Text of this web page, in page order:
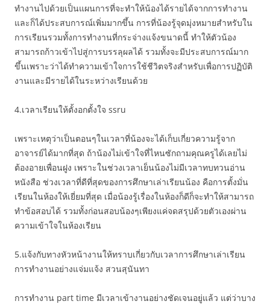
ทำงานไปด้วยเป็นแผนการที่จะทำให้น้องได้รายได้จากการทำงาน
และก็ได้ประสบการณ์เพิ่มมากขึ้น การที่น้องรู้จุดมุ่งหมายสำหรับใน
การเรียนรวมทั้งการทำงานที่กระจ่างแจ้งขนาดนี้ ทำให้ตัวน้อง
สามารถก้าวเข้าไปสู่การบรรลุผลได้ รวมทั้งจะมีประสบการณ์มาก
ขึ้นเพราะว่าได้ทำความเข้าใจการใช้ชีวิตจริงสำหรับเพื่อการปฏิบัติ
งานและมีรายได้ในระหว่างเรียนด้วย
4.เวลาเรียนให้ตั้งอกตั้งใจ ssru
เพราะเหตุว่าเป็นตอนๆในเวลาที่น้องจะได้เก็บเกี่ยวความรู้จาก
อาจารย์ได้มากที่สุด ถ้าน้องไม่เข้าใจที่ไหนซักถามคุณครูได้เลยไม่
ต้องอายเพื่อนฝูง เพราะในช่วงเวลาเย็นน้องไม่มีเวลาทบทวนอ่าน
หนังสือ ช่วงเวลาที่ดีที่สุดของการศึกษาเล่าเรียนน้อง คือการตั้งมั่น
เรียนในห้องให้เยี่ยมที่สุด เมื่อน้องรู้เรื่องในห้องก็ดีก็จะทำให้สามารถ
ทำข้อสอบได้ รวมทั้งก่อนสอบน้องๆเพียงแค่จดสรุปด้วยตัวเองผ่าน
ความเข้าใจในห้องเรียน
5.แจ้งกับทางหัวหน้างานให้ทราบเกี่ยวกับเวลาการศึกษาเล่าเรียน
การทำงานอย่างแจ่มแจ้ง สวนสุนันทา
การทำงาน part time มีเวลาเข้างานอย่างชัดเจนอยู่แล้ว แต่ว่าบาง